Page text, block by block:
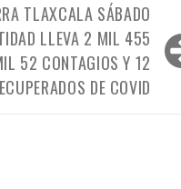
TLAXCALA SÁBADO
LLEVA 2 MIL 455
52 CONTAGIOS Y 12
DE COVID